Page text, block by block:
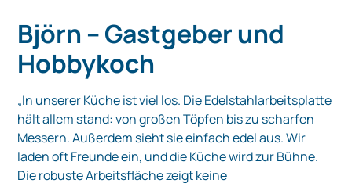
Björn – Gastgeber und
Hobbykoch
„In unserer Küche ist viel los. Die Edelstahlarbeitsplatte
hält allem stand: von großen Töpfen bis zu scharfen
Messern. Außerdem sieht sie einfach edel aus. Wir
laden oft Freunde ein, und die Küche wird zur Bühne.
Die robuste Arbeitsfläche zeigt keine